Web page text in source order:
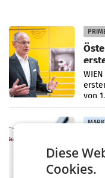
von
Diese
Cookies.